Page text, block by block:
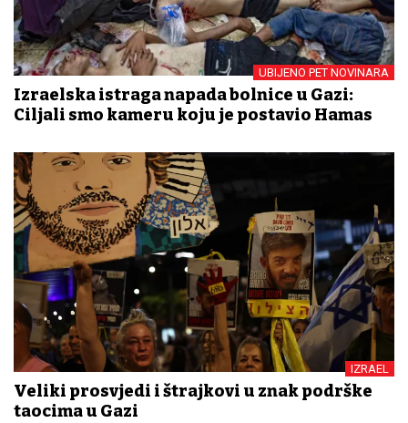
UBIJENO PET NOVINARA
Izraelska istraga napada bolnice u Gazi:
Ciljali smo kameru koju je postavio Hamas
IZRAEL
Veliki prosvjedi i štrajkovi u znak podrške
taocima u Gazi